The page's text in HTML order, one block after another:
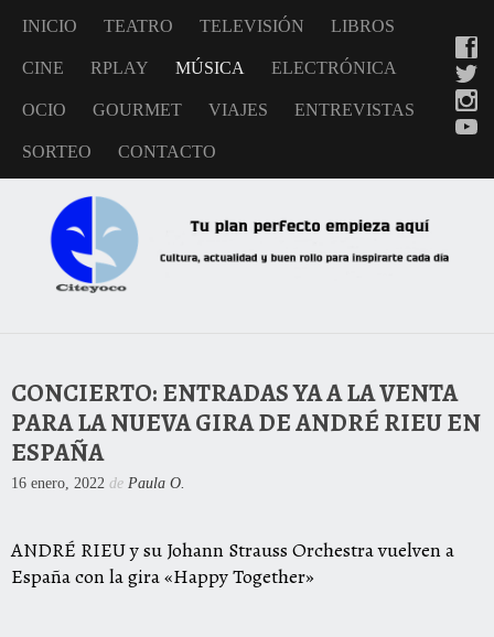
INICIO TEATRO TELEVISIÓN LIBROS
CINE RPLAY MÚSICA ELECTRÓNICA
OCIO GOURMET VIAJES ENTREVISTAS
SORTEO CONTACTO
CONCIERTO: ENTRADAS YA A LA VENTA
PARA LA NUEVA GIRA DE ANDRÉ RIEU EN
ESPAÑA
16 enero, 2022 de Paula O.
ANDRÉ RIEU y su Johann Strauss Orchestra vuelven a
España con la gira «Happy Together»